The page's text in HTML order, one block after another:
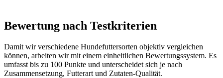
Bewertung nach Testkriterien
Damit wir verschiedene Hundefuttersorten objektiv vergleichen
können, arbeiten wir mit einem einheitlichen Bewertungssystem. Es
umfasst bis zu 100 Punkte und unterscheidet sich je nach
Zusammensetzung, Futterart und Zutaten-Qualität.